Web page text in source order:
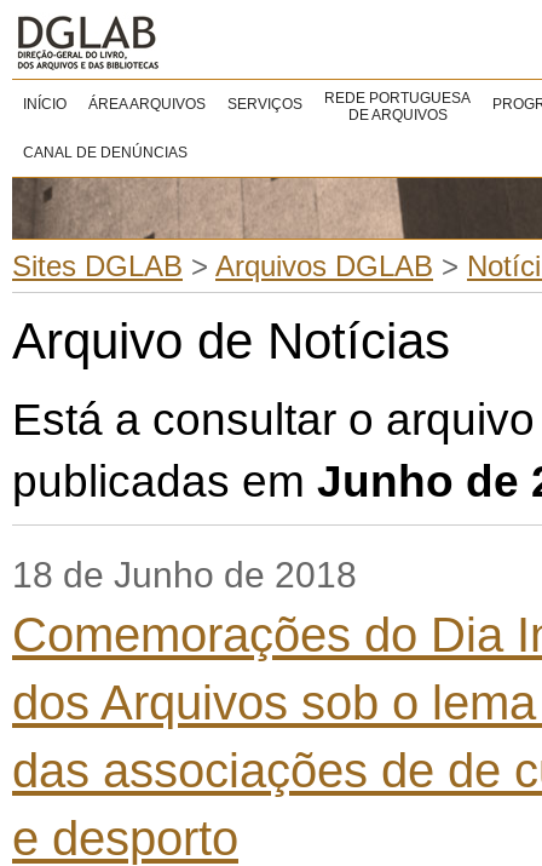
INÍCIO ÁREA ARQUIVOS SERVIÇOS
REDE PORTUGUESA
DE ARQUIVOS
CANAL DE DENÚNCIAS
Sites DGLAB > Arquivos DGLAB >
Arquivo de Notícias
Está a consultar o
publicadas em Junho de
18 de Junho de 2018
Comemorações do Dia
dos Arquivos sob o
das associações de de
e desporto